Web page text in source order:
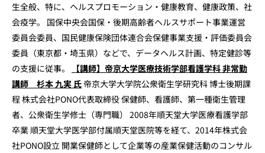
生全般、特に、ヘルスプロモーション・健康教育、健康政策、社
会疫学。 国保中央会国保・後期高齢者ヘルスサポート事業運営
委員会委員、国民健康保険団体連合会保健事業支援・評価委員会
委員（東京都・埼玉県）などで、データヘルス計画、特定健診等
の支援に従事。
【講師】帝京大学医療技術学部看護学科 非常勤
講師 杉本 九実 氏 帝京大学大学院公衆衛生学研究科 博士後期課
程 株式会社PONO代表取締役 保健師、看護師、第一種衛生管理
者、公衆衛生学修士（専門職） 2008年順天堂大学医療看護学部
卒業 順天堂大学医学部付属順天堂医院等を経て、2014年株式会
社PONO設立 開業保健師として企業等の産業保健活動のコンサル